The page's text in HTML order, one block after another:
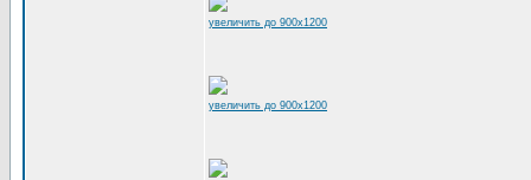
увеличить до 900x1200
увеличить до 900x1200